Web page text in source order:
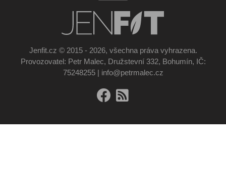
Jenfit.cz © 2015 - 2026, všechna práva vyhrazena.
Provozovatel: Petr Malec, Družstevní 332, Bohumín, IČ:
75248255 | info@petrmalec.cz